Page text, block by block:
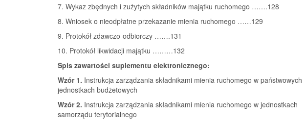
7. Wykaz zbędnych i zużytych składników majątku ruchomego …….128
8. Wniosek o nieodpłatne przekazanie mienia ruchomego ……129
9. Protokół zdawczo-odbiorczy …….131
10. Protokół likwidacji majątku ………132
Spis zawartości suplementu elektronicznego:
Wzór 1. Instrukcja zarządzania składnikami mienia ruchomego w państwowych
jednostkach budżetowych
Wzór 2. Instrukcja zarządzania składnikami mienia ruchomego w jednostkach
samorządu terytorialnego